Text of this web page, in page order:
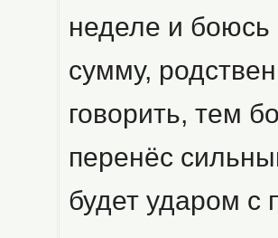
неделе и
сумму,
говорить, тем
перенёс
будет ударом с